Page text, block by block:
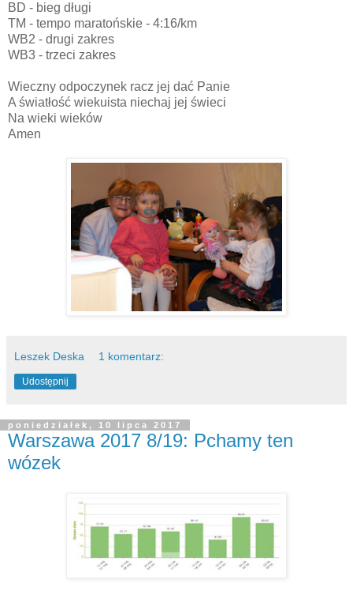
BD - bieg długi
TM - tempo maratońskie - 4:16/km
WB2 - drugi zakres
WB3 - trzeci zakres
Wieczny odpoczynek racz jej dać Panie
A światłość wiekuista niechaj jej świeci
Na wieki wieków
Amen
Leszek Deska 1 komentarz:
Udostępnij
poniedziałek, 10 lipca 2017
Warszawa 2017 8/19: Pchamy ten
wózek